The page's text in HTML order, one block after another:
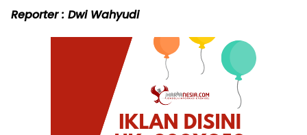
Reporter : Dwi Wahyudi